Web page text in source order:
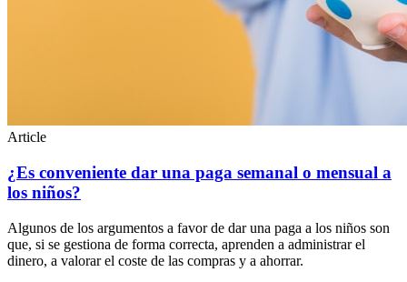
Article
¿Es conveniente dar una paga semanal o mensual a
los niños?
Algunos de los argumentos a favor de dar una paga a los niños son
que, si se gestiona de forma correcta, aprenden a administrar el
dinero, a valorar el coste de las compras y a ahorrar.